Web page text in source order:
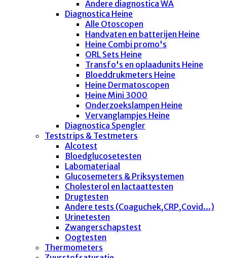
Andere diagnostica WA
Diagnostica Heine
Alle Otoscopen
Handvaten en batterijen Heine
Heine Combi promo's
ORL Sets Heine
Transfo's en oplaadunits Heine
Bloeddrukmeters Heine
Heine Dermatoscopen
Heine Mini 3000
Onderzoekslampen Heine
Vervanglampjes Heine
Diagnostica Spengler
Teststrips & Testmeters
Alcotest
Bloedglucosetesten
Labomateriaal
Glucosemeters & Priksystemen
Cholesterol en lactaattesten
Drugtesten
Andere tests (Coaguchek,CRP,Covid...)
Urinetesten
Zwangerschapstest
Oogtesten
Thermometers